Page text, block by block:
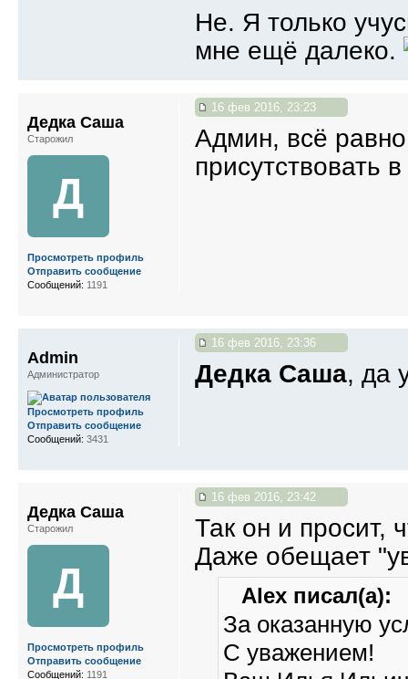
Не. Я только
мне ещё далеко.
16 фев 2016, 23:23
Админ, всё
присутствовать
Дедка Саша
Старожил
Д
Просмотреть профиль
Отправить сообщение
Сообщений: 1191
16 фев 2016, 23:36
Дедка Саша, да
Admin
Администратор
Просмотреть профиль
Отправить сообщение
Сообщений: 3431
16 фев 2016, 23:42
Так он и просит,
Даже обещает
Alex писал(а):
За оказанную
С уважением!
Дедка Саша
Старожил
Д
Просмотреть профиль
Отправить сообщение
Сообщений: 1191